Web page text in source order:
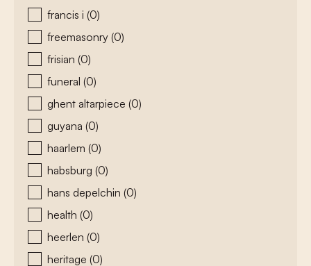
francis i (0)
freemasonry (0)
frisian (0)
funeral (0)
ghent altarpiece (0)
guyana (0)
haarlem (0)
habsburg (0)
hans depelchin (0)
health (0)
heerlen (0)
heritage (0)